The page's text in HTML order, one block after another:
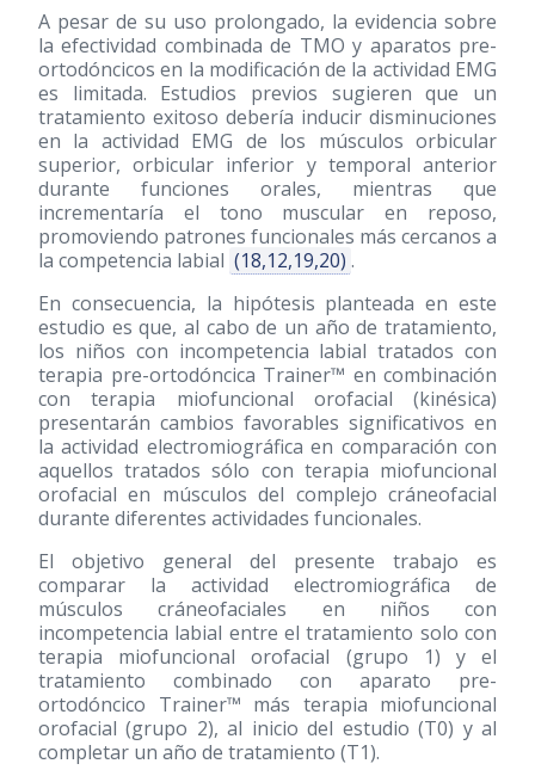
A pesar de su uso prolongado, la evidencia sobre
la efectividad combinada de TMO y aparatos pre-
ortodóncicos en la modificación de la actividad EMG
es limitada. Estudios previos sugieren que un
tratamiento exitoso debería inducir disminuciones
en la actividad EMG de los músculos orbicular
superior, orbicular inferior y temporal anterior
durante funciones orales, mientras que
incrementaría el tono muscular en reposo,
promoviendo patrones funcionales más cercanos a
la competencia labial (18,12,19,20) .
En consecuencia, la hipótesis planteada en este
estudio es que, al cabo de un año de tratamiento,
los niños con incompetencia labial tratados con
terapia pre-ortodóncica Trainer™ en combinación
con terapia miofuncional orofacial (kinésica)
presentarán cambios favorables significativos en
la actividad electromiográfica en comparación con
aquellos tratados sólo con terapia miofuncional
orofacial en músculos del complejo cráneofacial
durante diferentes actividades funcionales.
El objetivo general del presente trabajo es
comparar la actividad electromiográfica de
músculos cráneofaciales en niños con
incompetencia labial entre el tratamiento solo con
terapia miofuncional orofacial (grupo 1) y el
tratamiento combinado con aparato pre-
ortodóncico Trainer™ más terapia miofuncional
orofacial (grupo 2), al inicio del estudio (T0) y al
completar un año de tratamiento (T1).